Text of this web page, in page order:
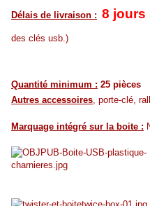
Délais de livraison : 8 jours
des clés usb.)
Quantité minimum : 25 pièces
Autres accessoires, porte-clé,
Marquage intégré sur la boite :